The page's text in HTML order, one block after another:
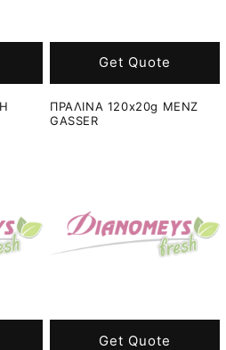
ΠΡΑΛΙΝΑ 120x20g MENZ
GASSER
Get Quote
Get Quote